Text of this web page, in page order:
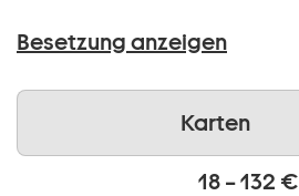
Besetzung anzeigen
Karten
18 – 132 €